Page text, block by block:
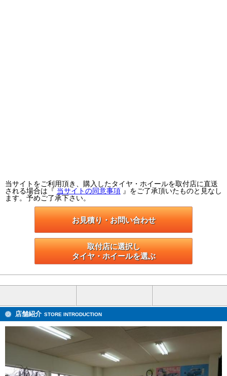
当サイトをご利用頂き、購入したタイヤ・ホイールを取付店に直送
される場合は『 当サイトの同意事項 』をご了承頂いたものと見なし
ます。予めご了承下さい。
お見積り・お問い合わせ
取付店に選択し
タイヤ・ホイールを選ぶ
店舗紹介 STORE INTRODUCTION